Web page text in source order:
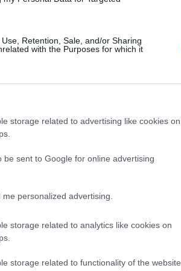
Retention, Sale, and/or Sharing
with the Purposes for which it
storage related to advertising like cookies on
be sent to Google for online advertising
personalized advertising.
storage related to analytics like cookies on
storage related to functionality of the website
az élmezőnyre, komoly
látják, hogy ezek segítségével
ragyogni. Az pedig korábban